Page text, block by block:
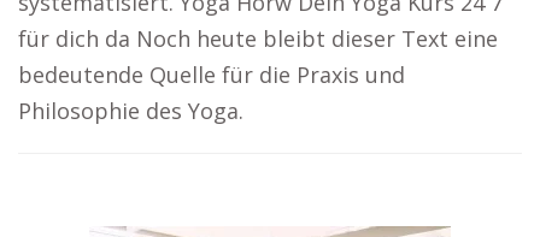
für dich da Noch heute bleibt dieser Text eine
bedeutende Quelle für die Praxis und
Philosophie des Yoga.